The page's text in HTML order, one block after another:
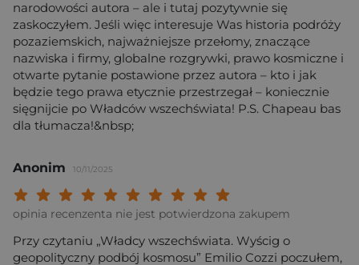
narodowości autora – ale i tutaj pozytywnie się
zaskoczyłem. Jeśli więc interesuje Was historia podróży
pozaziemskich, najważniejsze przełomy, znaczące
nazwiska i firmy, globalne rozgrywki, prawo kosmiczne i
otwarte pytanie postawione przez autora – kto i jak
będzie tego prawa etycznie przestrzegał – koniecznie
sięgnijcie po Władców wszechświata! P.S. Chapeau bas
dla tłumacza!&nbsp;
Anonim 10/11/2025
Twoja ocena:
Twoja ocena: Wybitna 9/
Twoja ocena: Rewelacyjna 8/
Twoja ocena: Bardzo dobra 7/10"
Twoja ocena: Dobra 6/10"
Twoja ocena: Przeciętna 5/10"
Twoja ocena: Może być 4/10"
Twoja ocena: Słaba 3/10"
Twoja ocena: Bardzo słaba 2/10"
Twoja ocena: Beznadziejna 1/10"
opinia recenzenta nie jest potwierdzona zakupem
Przy czytaniu „Władcy wszechświata. Wyścig o
geopolityczny podbój kosmosu” Emilio Cozzi poczułem,